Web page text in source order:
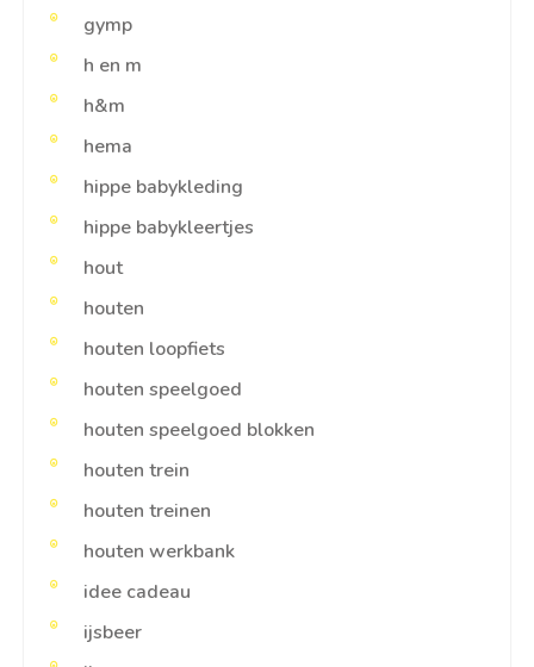
gymp
h en m
h&m
hema
hippe babykleding
hippe babykleertjes
hout
houten
houten loopfiets
houten speelgoed
houten speelgoed blokken
houten trein
houten treinen
houten werkbank
idee cadeau
ijsbeer